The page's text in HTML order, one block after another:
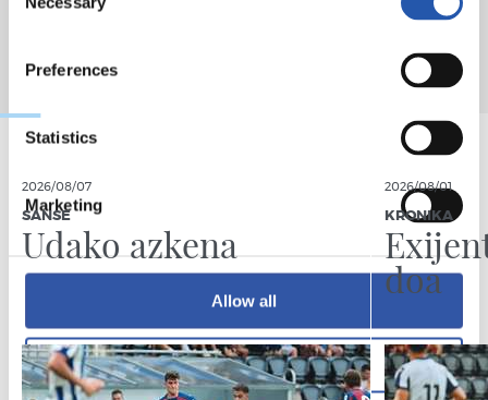
Selection
Preferences
Statistics
Marketing
Allow all
Allow selection
2026/08/07
SANSE
Udako azkena
2026/08/01
KRONIKA
doa